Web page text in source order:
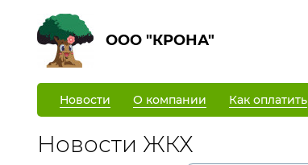
ООО "КРОНА"
Новости О компании Как оплатить
Новости ЖКХ